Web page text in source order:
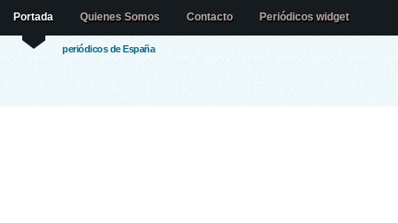
periódicos de España
Portada Quienes Somos Contacto Periódicos widget